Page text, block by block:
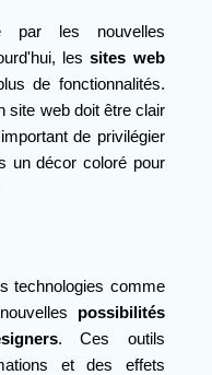
par les nouvelles
lessites web
de fonctionnalités.
site web doit être clair
de privilégier
un décor coloré pour
technologies comme
possibilités
. Ces outils
et des effets